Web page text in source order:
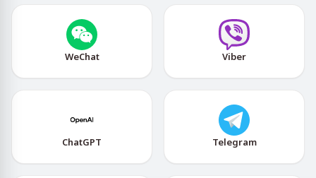
WeChat Viber
ChatGPT Telegram